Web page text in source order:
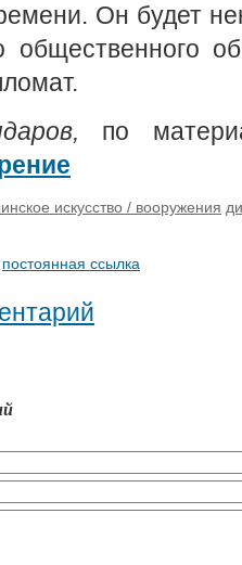
Он будет
по
искусство / вооружения
постоянная ссылка